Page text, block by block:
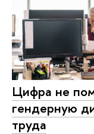
Цифра не
гендерную
труда